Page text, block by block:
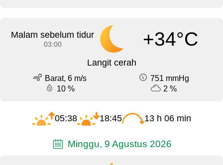
Malam sebelum tidur
03:00 +34°C
Langit cerah
Barat, 6 m/s
751 mmHg
10 %
2 %
05:38 18:45 13 h 06 min
Minggu, 9 Agustus 2026